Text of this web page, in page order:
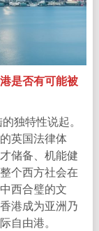
是否有可能被
独特性说起。
英国法律体
储备、机能健
个西方社会在
西合璧的文
港成为亚洲乃
自由港。